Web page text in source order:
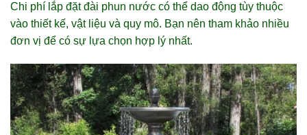
Chi phí lắp đặt đài phun nước có thể dao động tùy thuộc
vào thiết kế, vật liệu và quy mô. Bạn nên tham khảo nhiều
đơn vị để có sự lựa chọn hợp lý nhất.